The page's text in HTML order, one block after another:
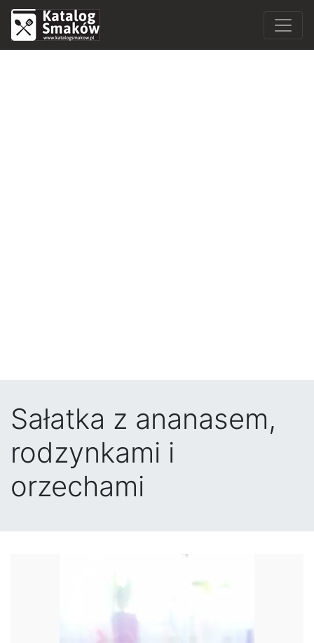
Sałatka z ananasem,
rodzynkami i
orzechami